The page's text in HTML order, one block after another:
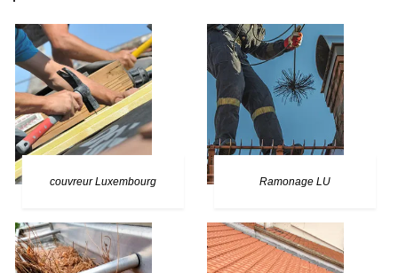
couvreur Luxembourg Ramonage LU